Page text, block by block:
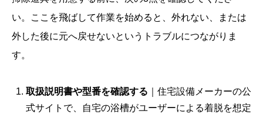
い。ここを飛ばして作業を始めると、外れない、または
外した後に元へ戻せないというトラブルにつながりま
す。
取扱説明書や型番を確認する ｜住宅設備メーカーの公
式サイトで、自宅の浴槽がユーザーによる着脱を想定